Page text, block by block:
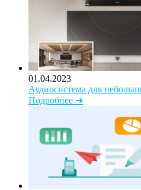
01.04.2023
Аудиосистема для
Подробнее ➜